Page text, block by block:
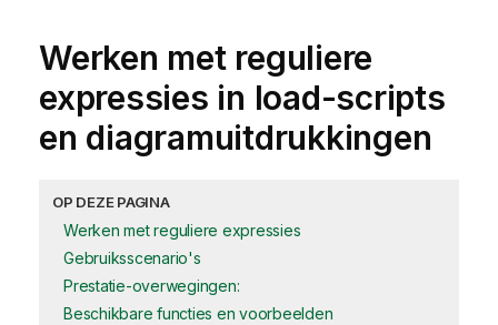
Werken met reguliere
expressies in load-scripts
en diagramuitdrukkingen
OP DEZE PAGINA
Werken met reguliere expressies
Gebruiksscenario's
Prestatie-overwegingen:
Beschikbare functies en voorbeelden